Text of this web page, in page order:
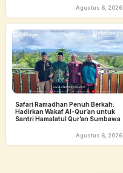
Agustus 6, 2026
Safari Ramadhan Penuh Berkah:
Hadirkan Wakaf Al-Qur’an untuk
Santri Hamalatul Qur’an Sumbawa
Agustus 6, 2026